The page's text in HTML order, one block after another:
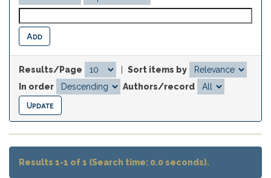
Results/Page
Sort items by
In order
Authors/record
Results 1-1 of 1 (Search time: 0.0 seconds).